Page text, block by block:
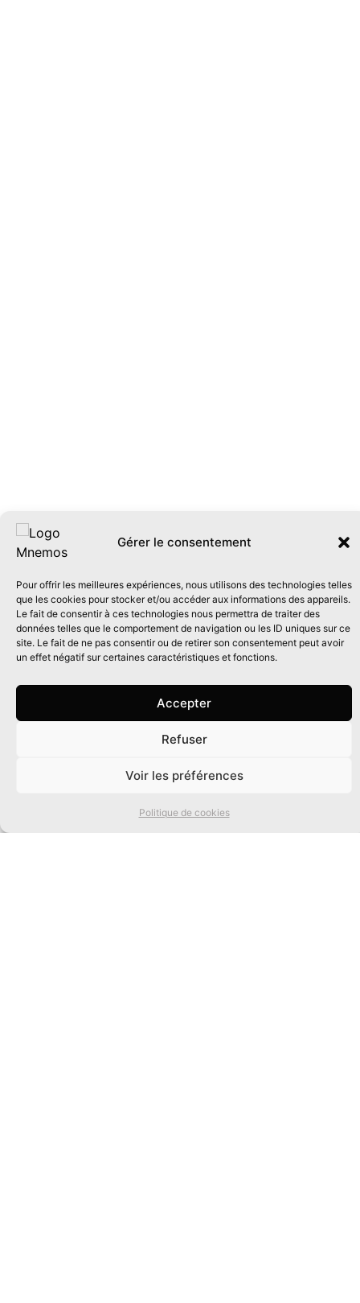
Gérer le consentement
Pour offrir les meilleures expériences, nous utilisons des technologies telles
que les cookies pour stocker et/ou accéder aux informations des appareils.
Le fait de consentir à ces technologies nous permettra de traiter des
données telles que le comportement de navigation ou les ID uniques sur ce
site. Le fait de ne pas consentir ou de retirer son consentement peut avoir
un effet négatif sur certaines caractéristiques et fonctions.
Accepter
Refuser
Voir les préférences
Politique de cookies